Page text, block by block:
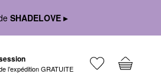
SHADELOVE ▸
l’expédition GRATUITE